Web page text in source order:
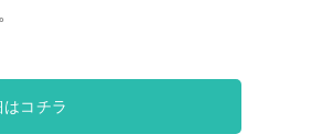
コチラ